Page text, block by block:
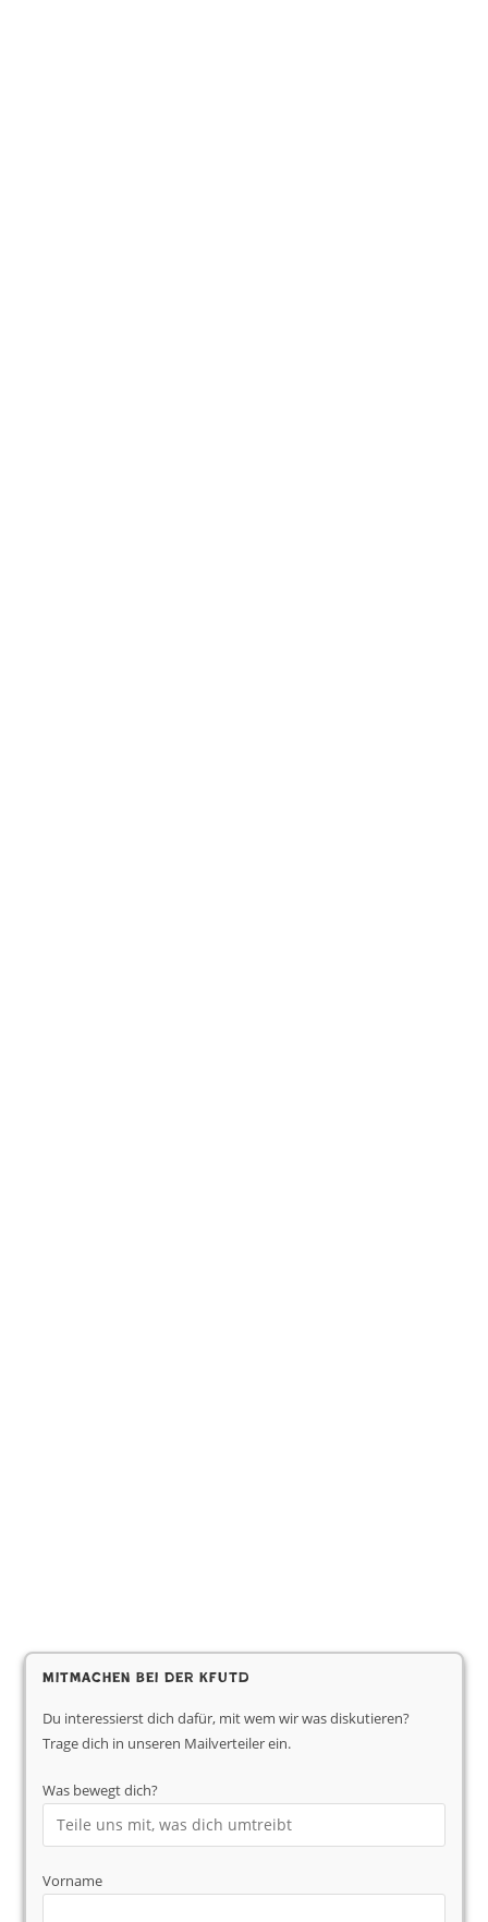
Mitmachen bei der KfUTD
Du interessierst dich dafür, mit wem wir was diskutieren?
Trage dich in unseren Mailverteiler ein.
Was bewegt dich?
Vorname